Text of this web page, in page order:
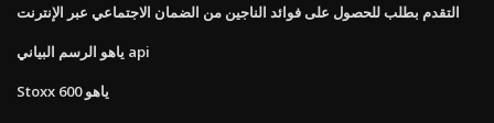
التقدم بطلب للحصول على فوائد الناجين من الضمان الاجتماعي عبر الإنترنت
ياهو الرسم البياني api
Stoxx 600 ياهو